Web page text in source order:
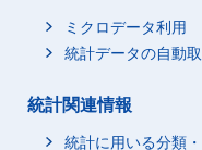
ミクロデータ利用
統計データの自動
統計関連情報
統計に用いる分類